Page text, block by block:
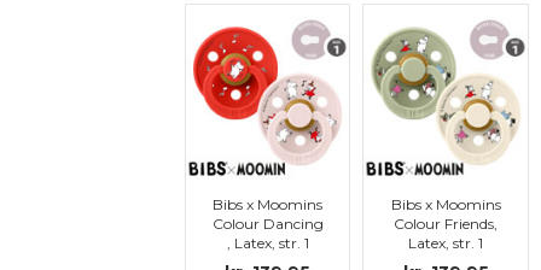
Bibs x Moomins
Colour Dancing
, Latex, str. 1
Bibs x Moomins
Colour Friends,
Latex, str. 1